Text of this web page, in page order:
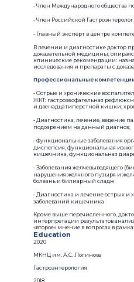
⁃ Член Международного общества
⁃ Член Российской
⁃ Главный эксперт в центре
В лечении и диагностике доктор
доказательной медицины,
клинические рекомендации:
исследования и препараты с
Профессиональные
⁃ Острые и хронические
ЖКТ: гастроэзофагельная
и двенадцатиперстной кишки,
⁃ Диагностика, лечение, ведение
подозрением на данный диагноз;
⁃ Функциональные заболевания
диспепсия, функциональная
кишечника, функциональная
⁃ Заболевания желчевыводящего
нарушения желчного пузыря и
болезнь и билиарный сладж
⁃ Диагностика и лечение острых и
заболеваний кишечника
Кроме выше перечисленного,
интерпретации результатов
«второе» мнение в вопросах в
Education
2020
МКНЦ им. А.С. Логинова
Гастроэнтерология
2018